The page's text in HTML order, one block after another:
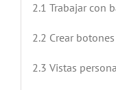
2.1 Trabajar con
2.2 Crear
2.3 Vistas